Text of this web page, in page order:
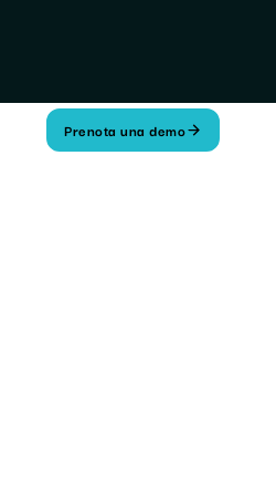
Prenota una demo